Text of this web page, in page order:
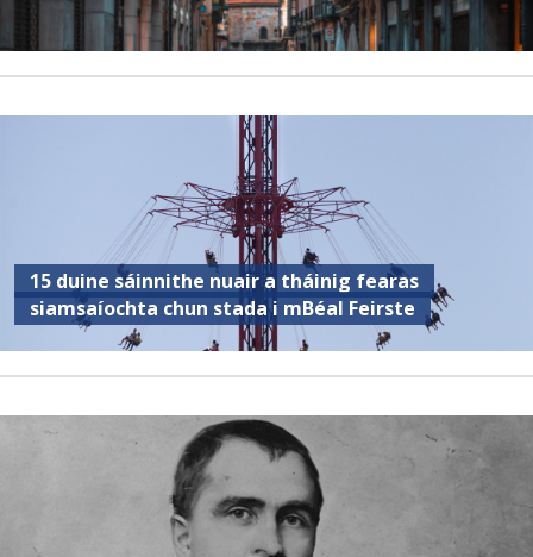
15 duine sáinnithe nuair a tháinig fearas
siamsaíochta chun stada i mBéal Feirste